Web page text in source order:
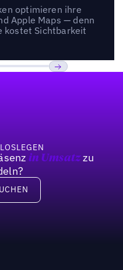
optimieren ihre
Apple Maps — denn
kostet Sichtbarkeit
in Umsatzzu